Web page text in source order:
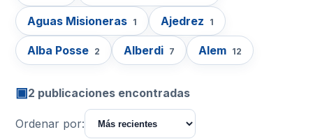
Aguas Misioneras 1 Ajedrez 1
Alba Posse 2 Alberdi 7 Alem 12
▣2 publicaciones encontradas
Ordenar por: